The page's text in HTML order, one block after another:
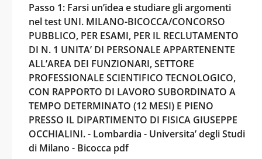
Passo 1: Farsi un’idea e studiare gli argomenti
nel test UNI. MILANO-BICOCCA/CONCORSO
PUBBLICO, PER ESAMI, PER IL RECLUTAMENTO
DI N. 1 UNITA’ DI PERSONALE APPARTENENTE
ALL’AREA DEI FUNZIONARI, SETTORE
PROFESSIONALE SCIENTIFICO TECNOLOGICO,
CON RAPPORTO DI LAVORO SUBORDINATO A
TEMPO DETERMINATO (12 MESI) E PIENO
PRESSO IL DIPARTIMENTO DI FISICA GIUSEPPE
OCCHIALINI. - Lombardia - Universita’ degli Studi
di Milano - Bicocca pdf